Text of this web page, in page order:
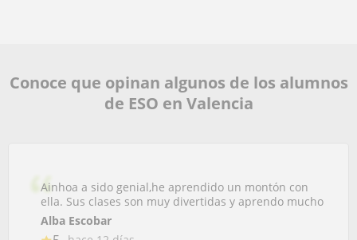
Conoce que opinan algunos de los alumnos
de ESO en Valencia
Ainhoa a sido genial,he aprendido un montón con
ella. Sus clases son muy divertidas y aprendo mucho
Alba Escobar